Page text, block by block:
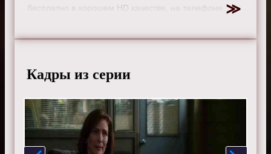
бесплатно в хорошем HD качестве, на телефоне,
Кадры из серии